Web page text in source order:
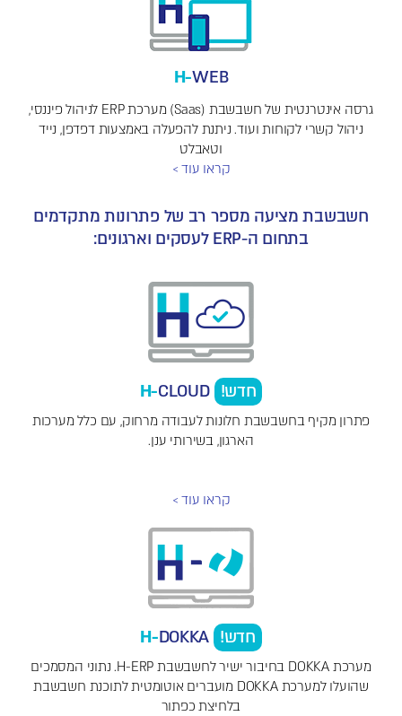
H-WEB
גרסה אינטרנטית של חשבשבת (Saas) מערכת ERP לניהול פיננסי,
ניהול קשרי לקוחות ועוד. ניתנת להפעלה באמצעות דפדפן, נייד
וטאבלט
קראו עוד >
חשבשבת מציעה מספר רב של פתרונות מתקדמים
בתחום ה-ERP לעסקים וארגונים:
חדש! H-CLOUD
פתרון מקיף בחשבשבת חלונות לעבודה מרחוק, עם כלל מערכות
הארגון, בשירותי ענן.
קראו עוד >
חדש! H-DOKKA
מערכת DOKKA בחיבור ישיר לחשבשבת H-ERP
. נתוני המסמכים
שהועלו למערכת DOKKA מועברים אוטומטית לתוכנת חשבשבת
בלחיצת כפתור